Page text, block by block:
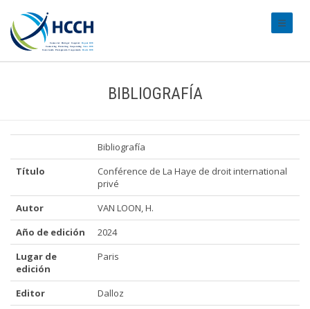
BIBLIOGRAFÍA
Bibliografía
Título
Conférence de La Haye de droit international
privé
Autor
VAN LOON, H.
Año de edición
2024
Lugar de
edición
Paris
Editor
Dalloz